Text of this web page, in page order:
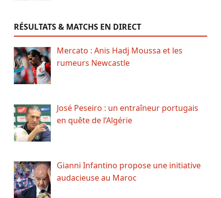
RÉSULTATS & MATCHS EN DIRECT
Mercato : Anis Hadj Moussa et les
rumeurs Newcastle
José Peseiro : un entraîneur portugais
en quête de l’Algérie
Gianni Infantino propose une initiative
audacieuse au Maroc